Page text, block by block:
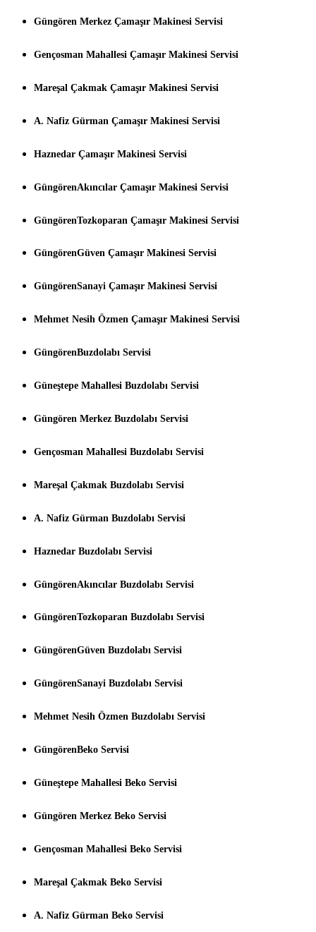
Güngören Merkez Çamaşır Makinesi Servisi
Gençosman Mahallesi Çamaşır Makinesi Servisi
Mareşal Çakmak Çamaşır Makinesi Servisi
A. Nafiz Gürman Çamaşır Makinesi Servisi
Haznedar Çamaşır Makinesi Servisi
GüngörenAkıncılar Çamaşır Makinesi Servisi
GüngörenTozkoparan Çamaşır Makinesi Servisi
GüngörenGüven Çamaşır Makinesi Servisi
GüngörenSanayi Çamaşır Makinesi Servisi
Mehmet Nesih Özmen Çamaşır Makinesi Servisi
GüngörenBuzdolabı Servisi
Güneştepe Mahallesi Buzdolabı Servisi
Güngören Merkez Buzdolabı Servisi
Gençosman Mahallesi Buzdolabı Servisi
Mareşal Çakmak Buzdolabı Servisi
A. Nafiz Gürman Buzdolabı Servisi
Haznedar Buzdolabı Servisi
GüngörenAkıncılar Buzdolabı Servisi
GüngörenTozkoparan Buzdolabı Servisi
GüngörenGüven Buzdolabı Servisi
GüngörenSanayi Buzdolabı Servisi
Mehmet Nesih Özmen Buzdolabı Servisi
GüngörenBeko Servisi
Güneştepe Mahallesi Beko Servisi
Güngören Merkez Beko Servisi
Gençosman Mahallesi Beko Servisi
Mareşal Çakmak Beko Servisi
A. Nafiz Gürman Beko Servisi